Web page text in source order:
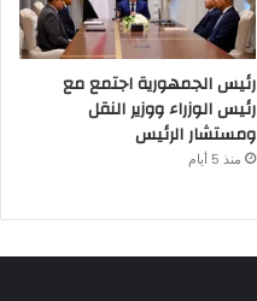
رئيس الجمهورية اجتمع مع
رئيس الوزراء ووزير النقل
ومستشار الرئيس
منذ 5 أيام